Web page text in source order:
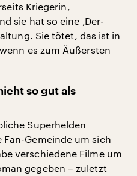
Kriegerin,
sie hat so eine ‚Der-
Sie tötet, das ist in
es zum Äußersten
so gut als
Superhelden
Gemeinde um sich
verschiedene Filme um
gegeben – zuletzt